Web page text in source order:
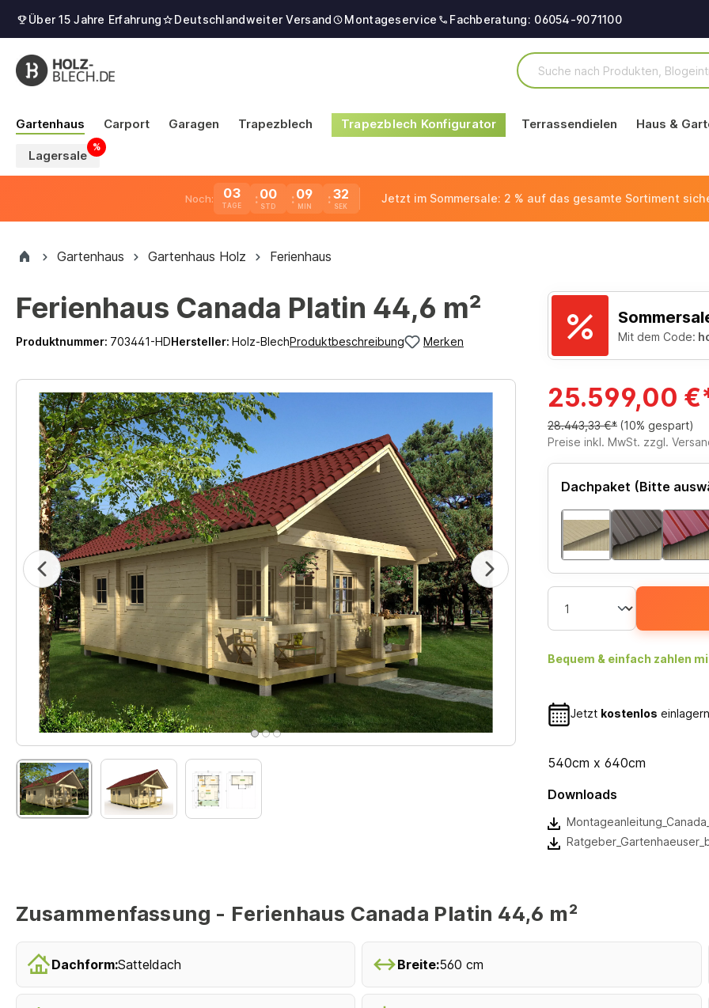
Über 15 Jahre Erfahrung Deutschlandweiter Versand Montageservice Fachberatung: 06054-9071100
Gartenhaus Carport Garagen Trapezblech Trapezblech Konfigurator Terrassendielen Haus &
Lagersale
Noch: 03
TAGE
00 09 31 Jetzt im Sommersale: 2 % auf das gesamte Sortiment
Gartenhaus Gartenhaus Holz Ferienhaus
Ferienhaus Canada Platin 44,6 m²
Produktnummer: 703441-HDHersteller: Holz-BlechProduktbeschreibung Merken Mit dem Code:
25.599,00
28.443,33 €* (10% gespart)
Preise inkl. MwSt. zzgl.
Dachpaket (Bitte
Bequem & einfach zahlen
Jetzt kostenlos
540cm x 640cm
Downloads
Zusammenfassung - Ferienhaus Canada Platin 44,6 m²
Dachform:Satteldach Breite:560 cm